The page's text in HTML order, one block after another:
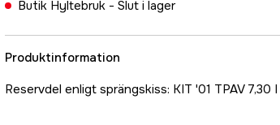
Butik Hyltebruk - Slut i lager
Produktinformation
Reservdel enligt sprängskiss: KIT '01 TPAV 7,30